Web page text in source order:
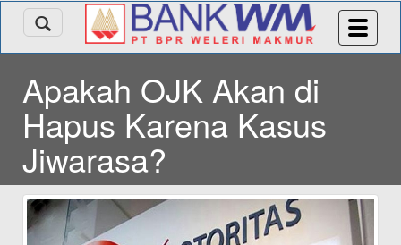
Apakah OJK Akan di
Hapus Karena Kasus
Jiwarasa?